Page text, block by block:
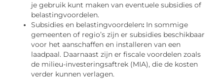
je gebruik kunt maken van eventuele subsidies of
belastingvoordelen.
Subsidies en belastingvoordelen: In sommige
gemeenten of regio’s zijn er subsidies beschikbaar
voor het aanschaffen en installeren van een
laadpaal. Daarnaast zijn er fiscale voordelen zoals
de milieu-investeringsaftrek (MIA), die de kosten
verder kunnen verlagen.